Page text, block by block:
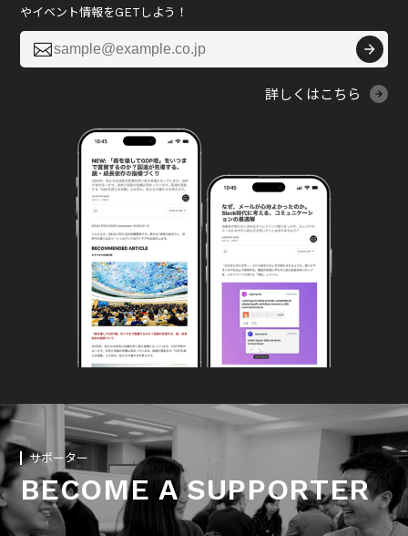
やイベント情報をGETしよう！

詳しくはこちら
サポーター
BECOME A SUPPORTER